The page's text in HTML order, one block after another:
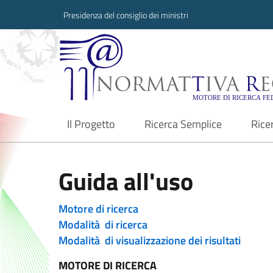
Presidenza del consiglio dei ministri
Normattiva
Il Progetto
current Ricerca Semplice
Guida all'uso
Motore di ricerca
Modalità di ricerca
Modalità di visualizzazione dei risultati
MOTORE DI RICERCA